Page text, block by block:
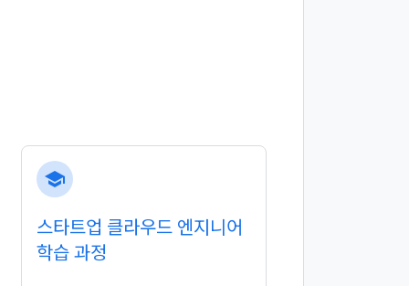
school
스타트업 클라우드 엔지니어
학습 과정